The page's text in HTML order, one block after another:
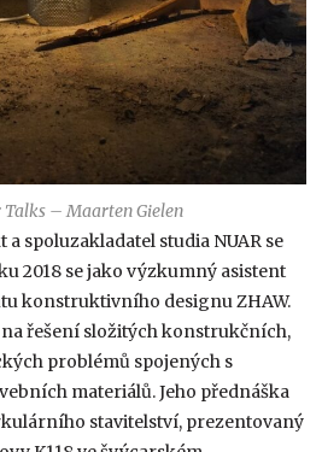
Talks – Maarten Gielen
spoluzakladatel studia NUAR se
2018 se jako výzkumný asistent
konstruktivního designu ZHAW.
na řešení složitých konstrukčních,
problémů spojených s
materiálů. Jeho přednáška
stavitelství, prezentovaný